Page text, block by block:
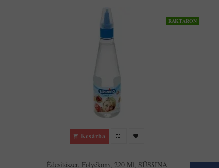
RAKTÁRON
Kosárba
Édesítőszer, Folyékony, 220 Ml, SÜSSINA